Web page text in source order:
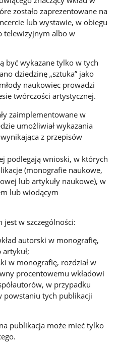
zostało zaprezentowane na
lub wystawie, w obiegu
telewizyjnym albo w
być wykazane tylko w tych
dziedzinę „sztuka” jako
naukowiec prowadzi
twórczości artystycznej.
zaimplementowane w
umożliwiał wykazania
z przepisów
podlegają wnioski, w których
(monografie naukowe,
lub artykuły naukowe), w
lub wiodącym
jest w szczególności:
autorski w monografię,
w monografię, rozdział w
procentowemu wkładowi
w przypadku
powstaniu tych publikacji
publikacja może mieć tylko